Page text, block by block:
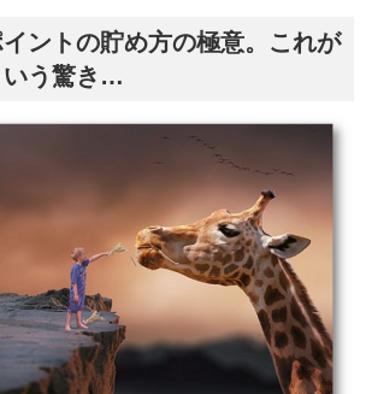
ントの貯め方の極意。これが
いう驚き…